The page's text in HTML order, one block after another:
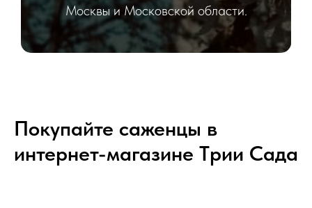
Москвы и Московской области.
Покупайте саженцы в
интернет-магазине Tрии Сада